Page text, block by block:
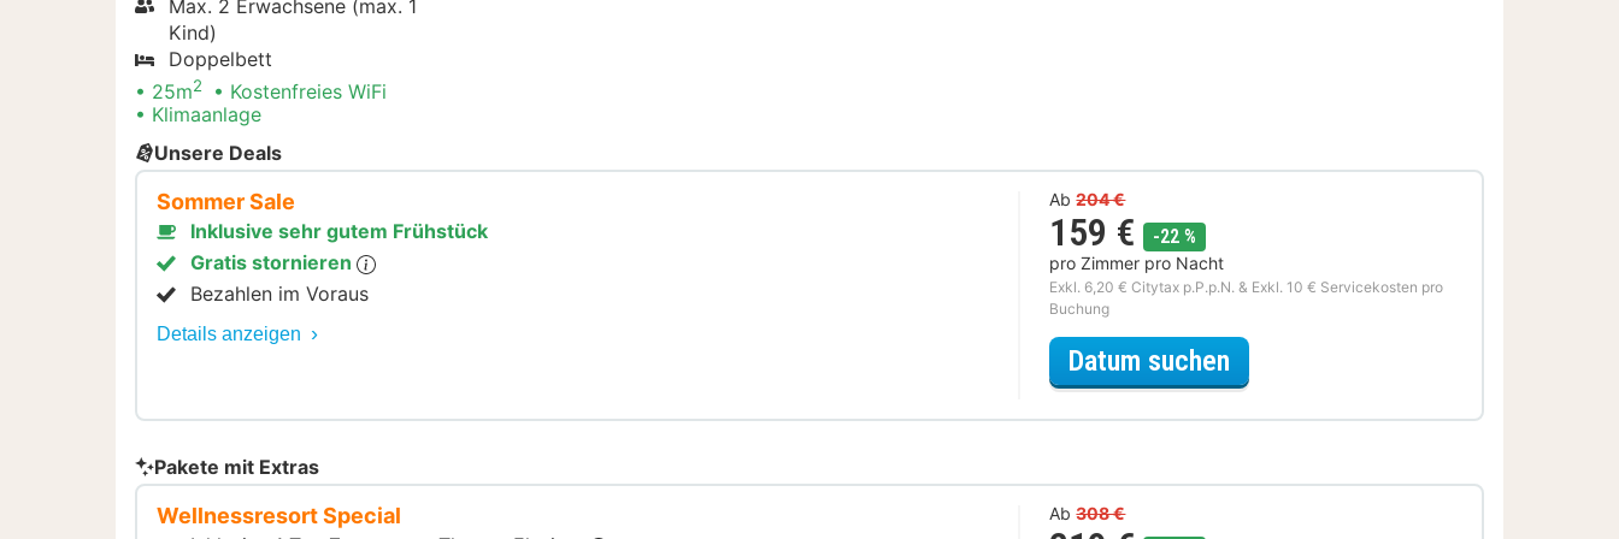
Max. 2 Erwachsene (max. 1
Kind)
Doppelbett
25m2
Kostenfreies WiFi
Klimaanlage
Unsere Deals
Sommer Sale
Inklusive sehr gutem Frühstück
Gratis stornieren
Bezahlen im Voraus
Details anzeigen
Ab 204 €
159 € -22 %
pro Zimmer pro Nacht
Exkl. 6,20 € Citytax p.P.p.N. & Exkl. 10 € Servicekosten pro
Buchung
Datum suchen
Pakete mit Extras
Wellnessresort Special Ab 308 €